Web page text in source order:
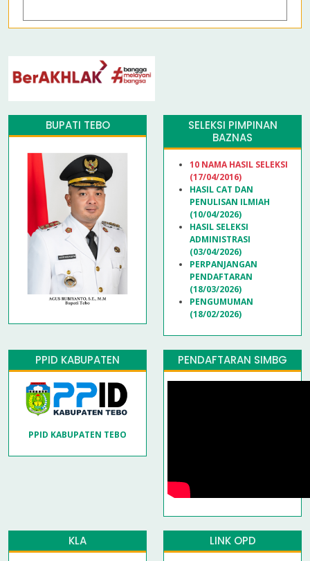
BUPATI TEBO
SELEKSI PIMPINAN
BAZNAS
10 NAMA HASIL SELEKSI
(17/04/2016)
HASIL CAT DAN
PENULISAN ILMIAH
(10/04/2026)
HASIL SELEKSI
ADMINISTRASI
(03/04/2026)
PERPANJANGAN
PENDAFTARAN
(18/03/2026)
PENGUMUMAN
(18/02/2026)
PPID KABUPATEN
PPID KABUPATEN TEBO
PENDAFTARAN SIMBG
KLA LINK OPD